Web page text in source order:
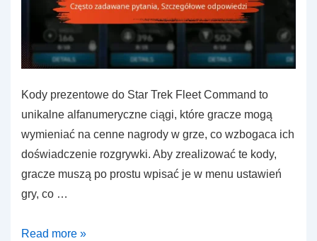
Kody prezentowe do Star Trek Fleet Command to
unikalne alfanumeryczne ciągi, które gracze mogą
wymieniać na cenne nagrody w grze, co wzbogaca ich
doświadczenie rozgrywki. Aby zrealizować te kody,
gracze muszą po prostu wpisać je w menu ustawień
gry, co …
Kody
Read more »